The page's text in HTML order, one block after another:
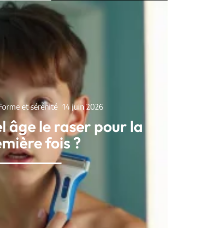
et sérénité 14 juin 2026
âge le raser pour la
fois ?